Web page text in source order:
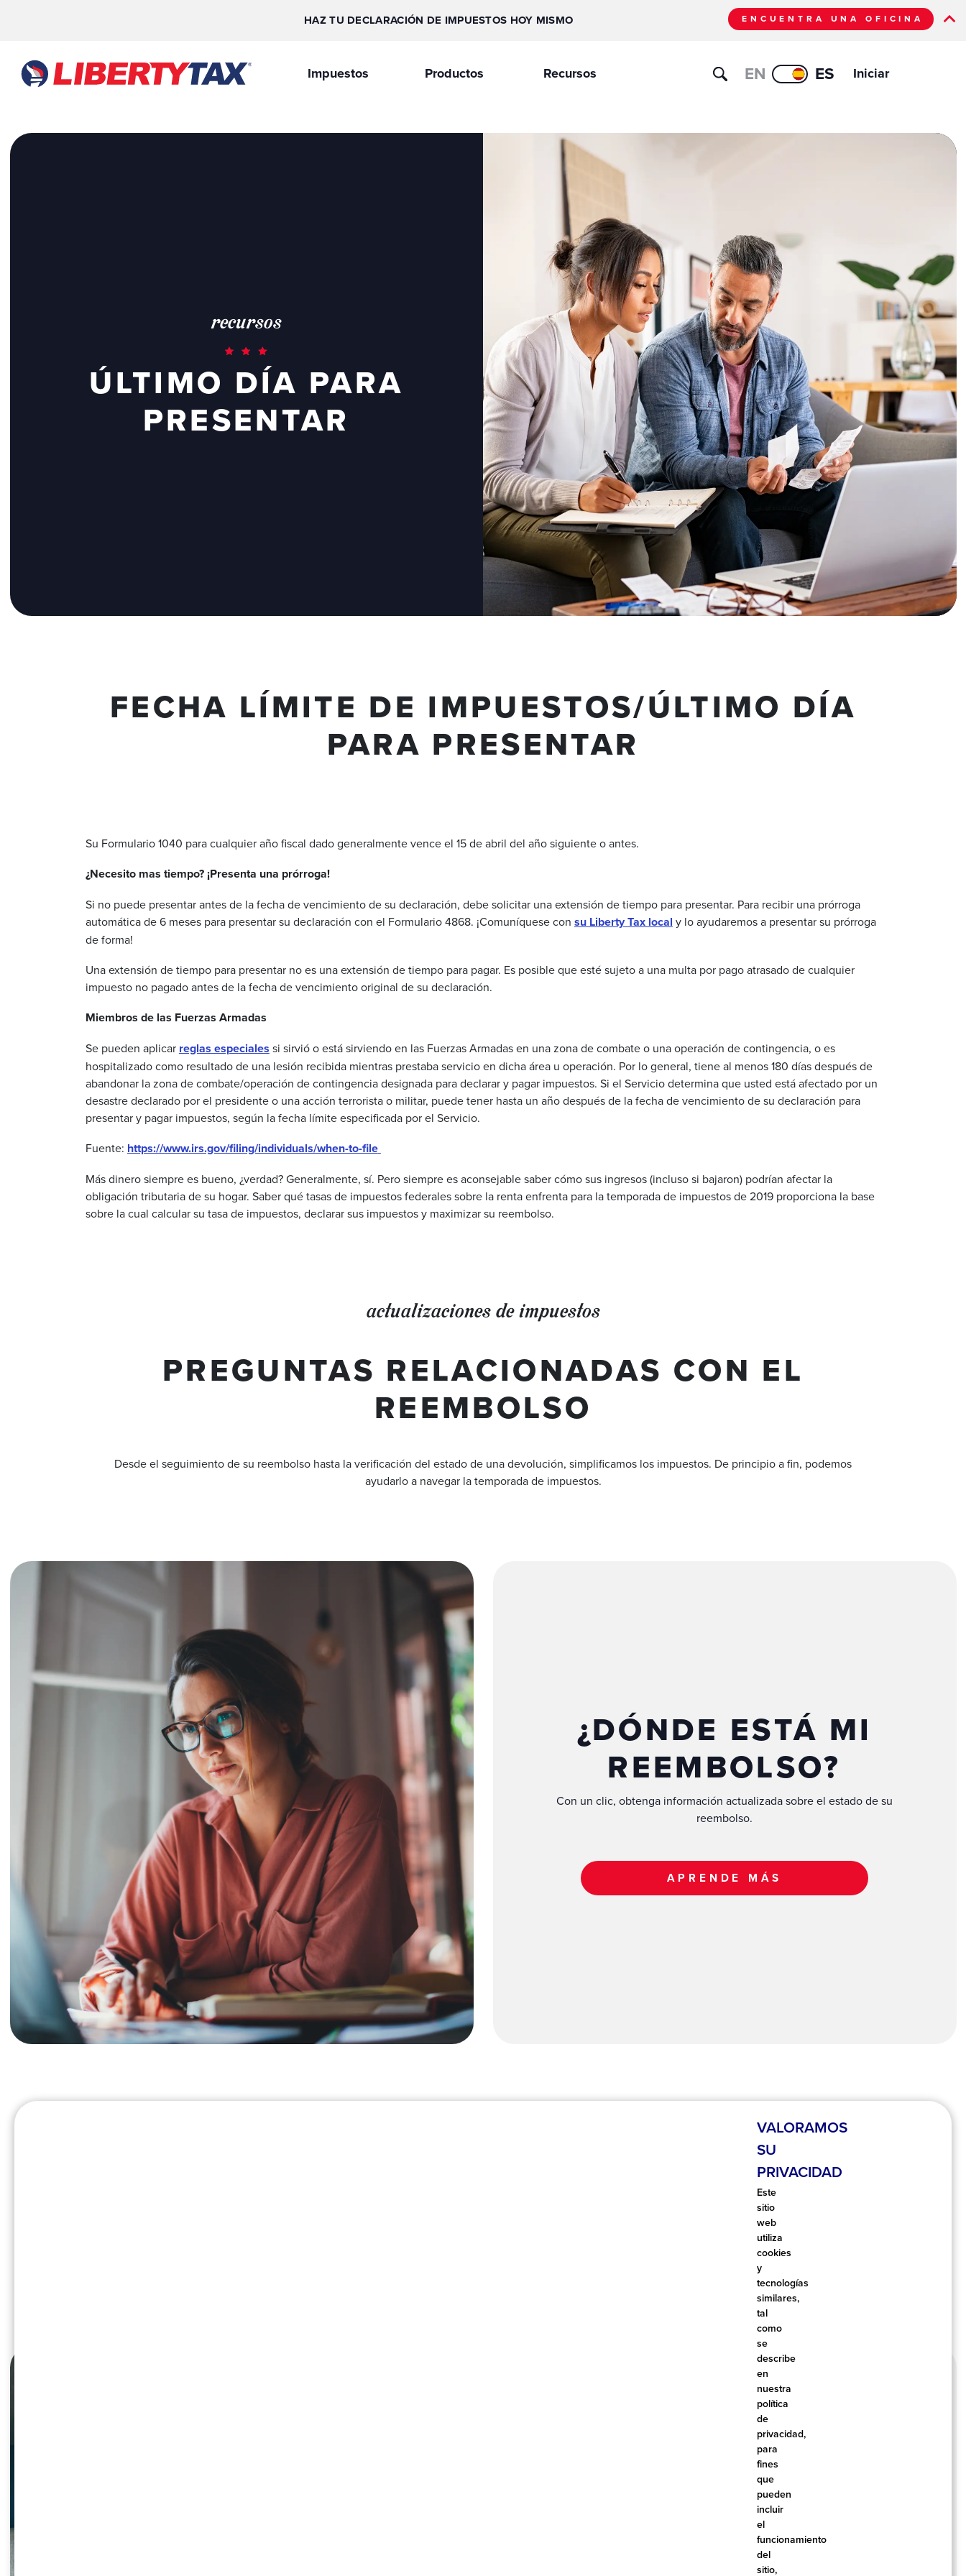
HAZ TU DECLARACIÓN DE IMPUESTOS HOY MISMO ENCUENTRA UNA OFICINA
Impuestos Productos Recursos EN ES Iniciar
VALORAMOS
SU
PRIVACIDAD
Este
sitio
web
utiliza
cookies
y
tecnologías
similares,
tal
como
se
describe
en
nuestra
política
de
privacidad,
para
fines
que
pueden
incluir
el
funcionamiento
del
sitio,
recursos
ÚLTIMO DÍA PARA
PRESENTAR
FECHA LÍMITE DE IMPUESTOS/ÚLTIMO DÍA
PARA PRESENTAR
Su Formulario1040 paracualquierañofiscal dadogeneralmentevenceel 15 deabril del añosiguienteo antes.
¿Necesitomas tiempo? ¡Presenta una prórroga!
Si no puede presentarantes de lafechadevencimientodesu declaración, debesolicitarunaextensión detiempopara presentar. Para recibiruna prórroga
automáticade 6 meses para presentarsu declaración con el Formulario4868. ¡Comuníquesecon suLiberty Tax local y loayudaremosa presentarsu prórroga
de forma!
Unaextensión detiempopara presentarno es unaextensión detiempopara pagar. Es posiblequeestésujetoa una multapor pagoatrasadodecualquier
impuestono pagadoantes de lafechadevencimientooriginal desu declaración.
Miembros de las Fuerzas Armadas
Se pueden aplicar reglas especiales si sirvió o está sirviendo en las Fuerzas Armadas en una zona de combate o una operación de contingencia, o es
hospitalizado como resultado de una lesión recibida mientras prestaba servicio en dicha área u operación. Por lo general, tiene al menos 180 días después de
abandonar la zona de combate/operación de contingencia designada para declarar y pagar impuestos. Si el Servicio determina que usted está afectado por un
desastre declarado por el presidente o una acción terrorista o militar, puede tener hasta un año después de la fecha de vencimiento de su declaración para
presentar y pagar impuestos, según la fecha límite especificada por el Servicio.
Fuente: https://www.irs.gov/filing/individuals/when-to-file
Más dinero siempre es bueno, ¿verdad? Generalmente, sí. Pero siempre es aconsejable saber cómo sus ingresos (incluso si bajaron) podrían afectar la
obligación tributaria de su hogar. Saber qué tasas de impuestos federales sobre la renta enfrenta para la temporada de impuestos de 2019 proporciona la base
sobre la cual calcular su tasa de impuestos, declarar sus impuestos y maximizar su reembolso.
actualizaciones de impuestos
PREGUNTAS RELACIONADAS CON EL
REEMBOLSO
Desde el seguimiento de su reembolso hasta la verificación del estado de una devolución, simplificamos los impuestos. De principio a fin, podemos
ayudarlo a navegar la temporada de impuestos.
¿DÓNDE ESTÁ MI
REEMBOLSO?
Con un clic, obtenga información actualizada sobre el estado de su
reembolso.
APRENDE MÁS
La época de impuestos puede ser complicada y estresante, por lo que en Liberty Tax nos esforzamos por simplificar y aclarar las cosas para todos
nuestros clientes. Nuestros expertos han dedicado tiempo a seleccionar los temas fiscales de moda más relevantes para sus necesidades.
BACK TAXES &
DELINQUENT TAXES